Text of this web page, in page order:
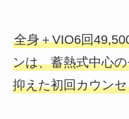
全身＋VIO6回
ンは、蓄熱式中心
抑えた初回カウン